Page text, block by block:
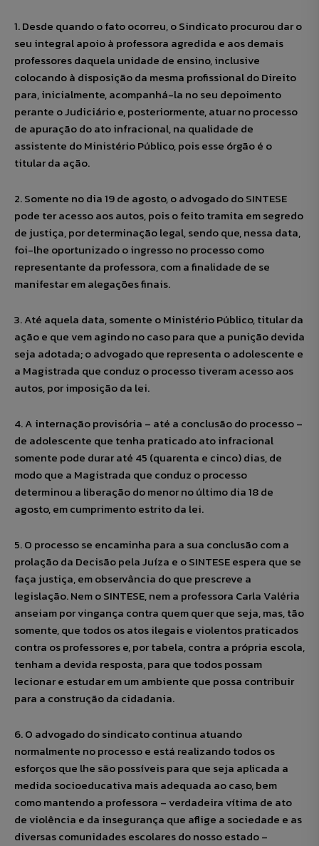
1. Desde quando o fato ocorreu, o Sindicato procurou dar o
seu integral apoio à professora agredida e aos demais
professores daquela unidade de ensino, inclusive
colocando à disposição da mesma profissional do Direito
para, inicialmente, acompanhá-la no seu depoimento
perante o Judiciário e, posteriormente, atuar no processo
de apuração do ato infracional, na qualidade de
assistente do Ministério Público, pois esse órgão é o
titular da ação.
2. Somente no dia 19 de agosto, o advogado do SINTESE
pode ter acesso aos autos, pois o feito tramita em segredo
de justiça, por determinação legal, sendo que, nessa data,
foi-lhe oportunizado o ingresso no processo como
representante da professora, com a finalidade de se
manifestar em alegações finais.
3. Até aquela data, somente o Ministério Público, titular da
ação e que vem agindo no caso para que a punição devida
seja adotada; o advogado que representa o adolescente e
a Magistrada que conduz o processo tiveram acesso aos
autos, por imposição da lei.
4. A internação provisória – até a conclusão do processo –
de adolescente que tenha praticado ato infracional
somente pode durar até 45 (quarenta e cinco) dias, de
modo que a Magistrada que conduz o processo
determinou a liberação do menor no último dia 18 de
agosto, em cumprimento estrito da lei.
5. O processo se encaminha para a sua conclusão com a
prolação da Decisão pela Juíza e o SINTESE espera que se
faça justiça, em observância do que prescreve a
legislação. Nem o SINTESE, nem a professora Carla Valéria
anseiam por vingança contra quem quer que seja, mas, tão
somente, que todos os atos ilegais e violentos praticados
contra os professores e, por tabela, contra a própria escola,
tenham a devida resposta, para que todos possam
lecionar e estudar em um ambiente que possa contribuir
para a construção da cidadania.
6. O advogado do sindicato continua atuando
normalmente no processo e está realizando todos os
esforços que lhe são possíveis para que seja aplicada a
medida socioeducativa mais adequada ao caso, bem
como mantendo a professora – verdadeira vítima de ato
de violência e da insegurança que aflige a sociedade e as
diversas comunidades escolares do nosso estado –